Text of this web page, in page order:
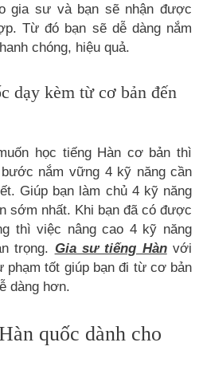
gia sư và bạn sẽ nhận được
Từ đó bạn sẽ dễ dàng nắm
chóng, hiệu quả.
dạy kèm từ cơ bản đến
học tiếng Hàn cơ bản thì
nắm vững 4 kỹ năng cần
Giúp bạn làm chủ 4 kỹ năng
sớm nhất. Khi bạn đã có được
thì việc nâng cao 4 kỹ năng
trọng. Gia sư tiếng Hànvới
phạm tốt giúp bạn đi từ cơ bản
dàng hơn.
quốc dành cho